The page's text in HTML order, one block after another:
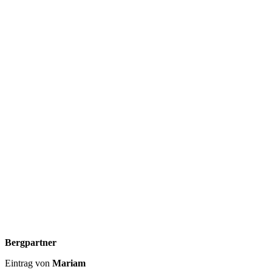
Bergpartner
Eintrag von Mariam